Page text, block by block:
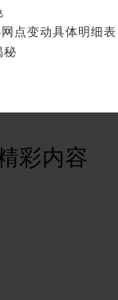
约）
点变动具体明细表
秘
彩内容